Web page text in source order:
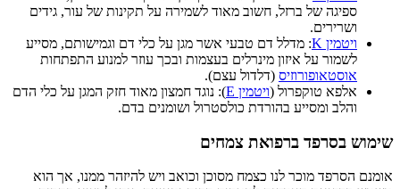
ספיגה של ברזל, חשוב מאוד לשמירה על תקינות של עור, גידים
ושרירים.
ויטמין K
: מדלל דם טבעי אשר מגן על כלי דם וגמישותם, מסייע
לשמור על איזון מינרלים בעצמות ובכך עוזר למנוע התפתחות
אוסטאופורוזיס (דלדול עצם).
אלפא טוקפרול (ויטמין E
): נוגד חמצון מאוד חזק המגן על כלי הדם
והלב ומסייע בהורדת כולסטרול ושומנים בדם.
שימוש בסרפד ברפואת צמחים
אומנם הסרפד מוכר לנו כצמח מסוכן וכואב ויש להיזהר ממנו, אך הוא